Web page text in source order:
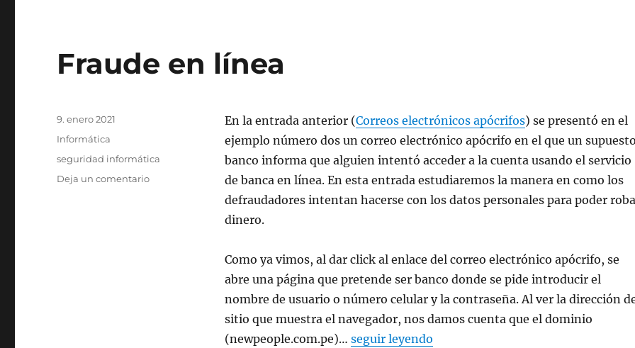
Fraude en línea
En la entrada anterior (Correos electrónicos apócrifos) se presentó en el
ejemplo número dos un correo electrónico apócrifo en el que un
banco informa que alguien intentó acceder a la cuenta usando el servicio
de banca en línea. En esta entrada estudiaremos la manera en como los
defraudadores intentan hacerse con los datos personales para poder
dinero.
Como ya vimos, al dar click al enlace del correo electrónico apócrifo, se
abre una página que pretende ser banco donde se pide introducir el
nombre de usuario o número celular y la contraseña. Al ver la dirección
sitio que muestra el navegador, nos damos cuenta que el dominio
(newpeople.com.pe)… seguir leyendo
Publicado
9. enero 2021
Categorías
Informática
Etiquetas
seguridad informática
Deja un comentarioen